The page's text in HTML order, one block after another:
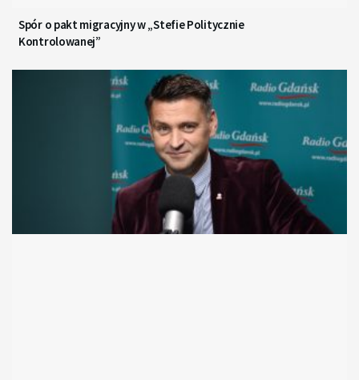
Spór o pakt migracyjny w „Stefie Politycznie
Kontrolowanej”